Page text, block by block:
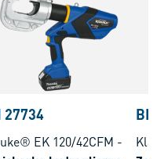
27734
EK 120/42CFM -
BN